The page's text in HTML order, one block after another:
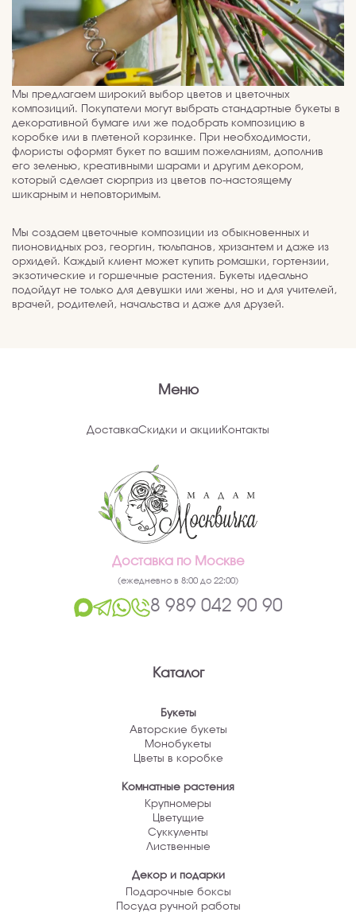
Мы предлагаем широкий выбор цветов и цветочных
композиций. Покупатели могут выбрать стандартные букеты в
декоративной бумаге или же подобрать композицию в
коробке или в плетеной корзинке. При необходимости,
флористы оформят букет по вашим пожеланиям, дополнив
его зеленью, креативными шарами и другим декором,
который сделает сюрприз из цветов по-настоящему
шикарным и неповторимым.
Мы создаем цветочные композиции из обыкновенных и
пионовидных роз, георгин, тюльпанов, хризантем и даже из
орхидей. Каждый клиент может купить ромашки, гортензии,
экзотические и горшечные растения. Букеты идеально
Меню
Доставка по Москве
(ежедневно в 8:00 до 22:00)
8 989 042 90 90
Цветы в коробке
Крупномеры
Цветущие
Суккуленты
Лиственные
Декор и подарки
Подарочные боксы
Посуда ручной работы
Свечи
Топперы
Открытки
Шары